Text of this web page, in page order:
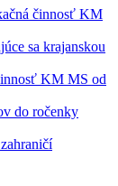
činnosť KM
sa krajanskou
KM MS od
do ročenky